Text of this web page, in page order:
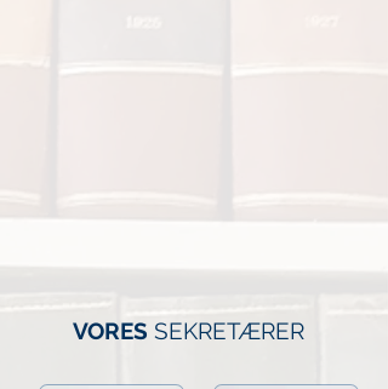
VORES SEKRETÆRER